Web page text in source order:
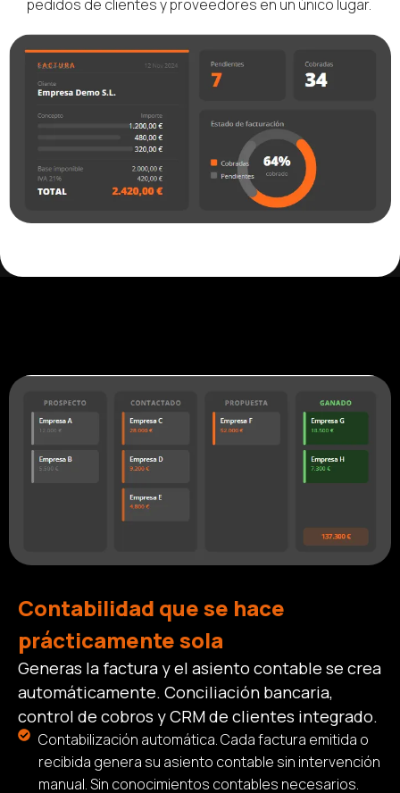
pedidos de clientes y proveedores en un único lugar.
Contabilidad que se hace
prácticamente sola
Generas la factura y el asiento contable se crea
automáticamente. Conciliación bancaria,
control de cobros y CRM de clientes integrado.
Contabilización automática. Cada factura emitida o
recibida genera su asiento contable sin intervención
manual. Sin conocimientos contables necesarios.